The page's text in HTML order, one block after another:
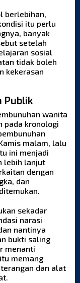
berlebihan,
itu perlu
banyak
setelah
sosial
tidak boleh
kekerasan
Publik
wanita
pada kronologi
malam, lalu
ini menjadi
lebih lanjut
dengan
dan
sekadar
narasi
nantinya
bukti saling
menanti
memang
dan alat